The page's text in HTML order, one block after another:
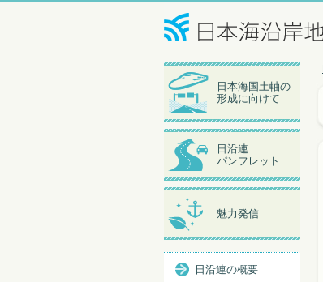
日本海国土軸の
形成に向けて
日沿連
パンフレット
魅力発信
日沿連の概要